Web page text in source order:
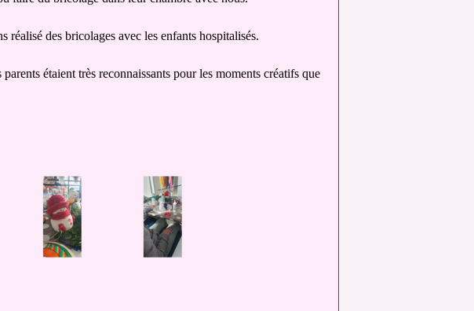
réalisé des bricolages avec les enfants hospitalisés.
étaient très reconnaissants pour les moments créatifs que